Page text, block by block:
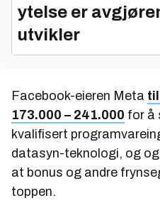
ytelse er
utvikler
Facebook-eieren Meta
173.000 – 241.000 for å
kvalifisert
datasyn-teknologi, og
at bonus og andre
toppen.